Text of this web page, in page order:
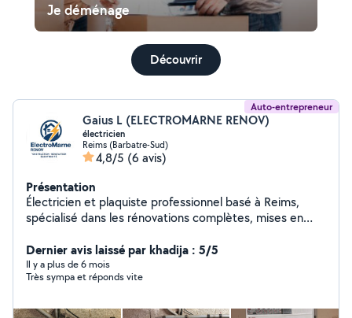
Je déménage
Découvrir
Auto-entrepreneur
Gaius L (ELECTROMARNE RENOV)
électricien
Reims (Barbatre-Sud)
4,8/5 (6 avis)
Présentation
Électricien et plaquiste professionnel basé à Reims,
spécialisé dans les rénovations complètes, mises en
création de circuits, pose de placo, doublages et faux
plafonds. Travail soigné, respect des normes, devis clair
et interventions fiables. Disponible pour particuliers et
Dernier avis laissé par khadija : 5/5
Il y a plus de 6 mois
Très sympa et réponds vite